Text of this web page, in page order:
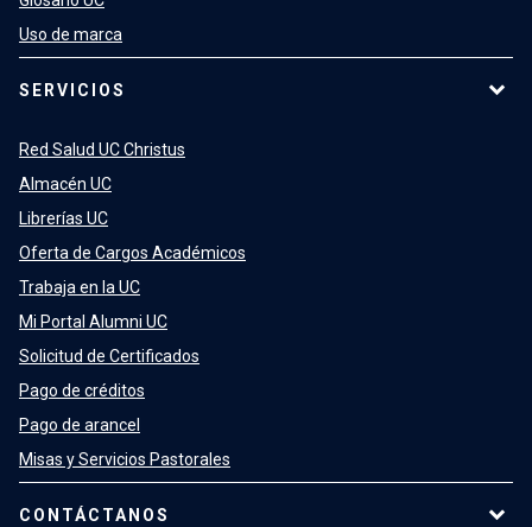
Uso de marca
SERVICIOS
Red Salud UC Christus
Almacén UC
Librerías UC
Oferta de Cargos Académicos
Trabaja en la UC
Mi Portal Alumni UC
Solicitud de Certificados
Pago de créditos
Pago de arancel
Misas y Servicios Pastorales
CONTÁCTANOS